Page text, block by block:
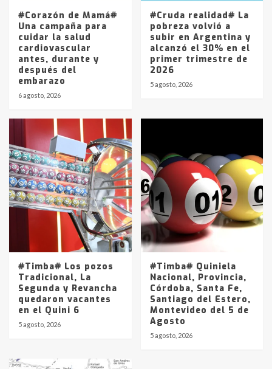
#Corazón de Mamá#
Una campaña para
cuidar la salud
cardiovascular
antes, durante y
después del
embarazo
6 agosto, 2026
#Cruda realidad# La
pobreza volvió a
subir en Argentina y
alcanzó el 30% en el
primer trimestre de
2026
5 agosto, 2026
#Timba# Los pozos
Tradicional, La
Segunda y Revancha
quedaron vacantes
en el Quini 6
5 agosto, 2026
#Timba# Quiniela
Nacional, Provincia,
Córdoba, Santa Fe,
Santiago del Estero,
Montevideo del 5 de
Agosto
5 agosto, 2026